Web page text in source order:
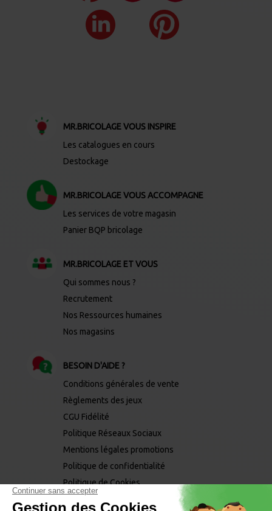
MR.BRICOLAGE VOUS INSPIRE
Les catalogues en cours
Destockage
MR.BRICOLAGE VOUS ACCOMPAGNE
Les services de votre magasin
Panier BQP bricolage
MR.BRICOLAGE ET VOUS
Qui sommes nous ?
Recrutement
Nos Ressources humaines
Nos magasins
BESOIN D'AIDE ?
Conditions générales de vente
Règlements des jeux
CGU Fidélité
Politique Réseaux Sociaux
Mentions légales promotions
Politique de confidentialité
Politique de Cookies